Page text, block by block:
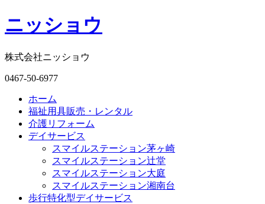
ニッショウ
株式会社ニッショウ
0467-50-6977
ホーム
福祉用具販売・レンタル
介護リフォーム
デイサービス
スマイルステーション茅ヶ崎
スマイルステーション辻堂
スマイルステーション大庭
スマイルステーション湘南台
歩行特化型デイサービス